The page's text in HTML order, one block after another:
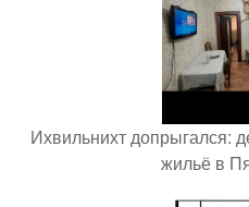
Ихвильнихт допрыгался:
жильё в